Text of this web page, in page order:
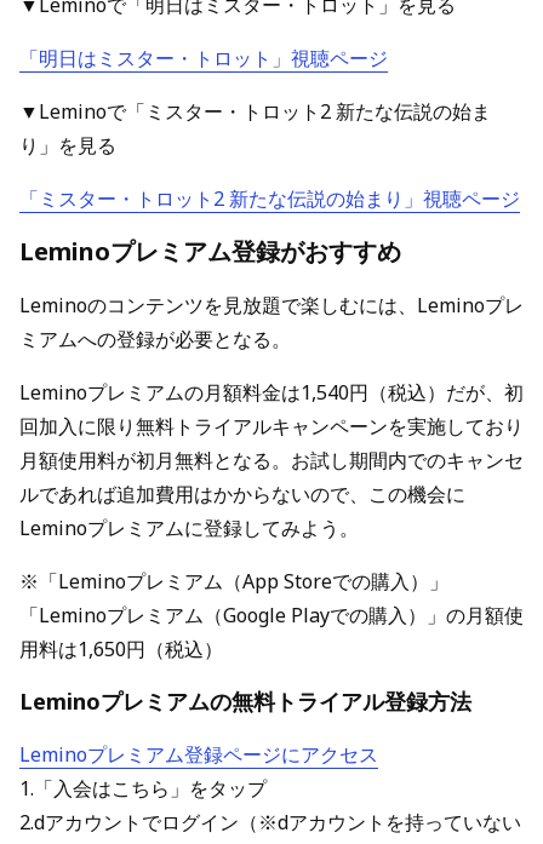
「明日はミスター・トロット」視聴ページ
▼Leminoで「ミスター・トロット2 新たな伝説の始ま
り」を見る
「ミスター・トロット2 新たな伝説の始まり」視聴ページ
Leminoプレミアム登録がおすすめ
Leminoのコンテンツを見放題で楽しむには、Leminoプレ
ミアムへの登録が必要となる。
Leminoプレミアムの月額料金は1,540円（税込）だが、初
回加入に限り無料トライアルキャンペーンを実施しており
月額使用料が初月無料となる。お試し期間内でのキャンセ
ルであれば追加費用はかからないので、この機会に
Leminoプレミアムに登録してみよう。
※「Leminoプレミアム（App Storeでの購入）」
「Leminoプレミアム（Google Playでの購入）」の月額使
用料は1,650円（税込）
Leminoプレミアムの無料トライアル登録方法
Leminoプレミアム登録ページにアクセス
1.「入会はこちら」をタップ
2.dアカウントでログイン（※dアカウントを持っていない